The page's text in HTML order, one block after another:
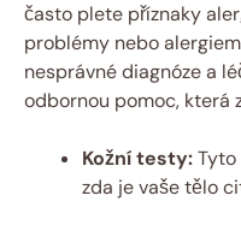
často plete příznaky
problémy nebo
nesprávné diagnóze a
odbornou pomoc, která
Kožní testy:
zda je vaše tělo